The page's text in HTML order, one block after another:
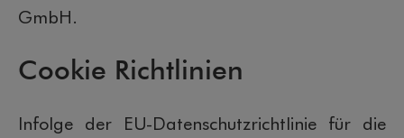
GmbH.
Cookie Richtlinien
Infolge der EU-Datenschutzrichtlinie für die